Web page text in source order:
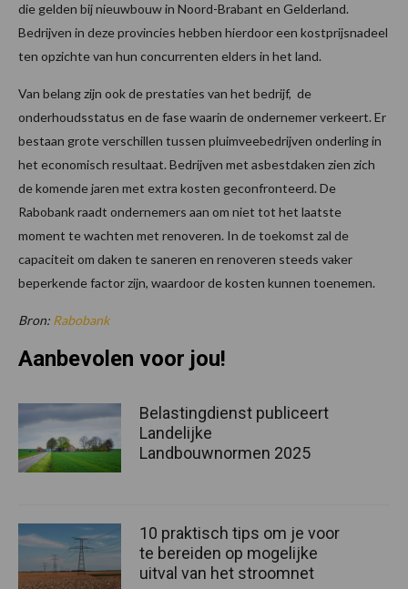
die gelden bij nieuwbouw in Noord-Brabant en Gelderland.
Bedrijven in deze provincies hebben hierdoor een kostprijsnadeel
ten opzichte van hun concurrenten elders in het land.
Van belang zijn ook de prestaties van het bedrijf, de
onderhoudsstatus en de fase waarin de ondernemer verkeert. Er
bestaan grote verschillen tussen pluimveebedrijven onderling in
het economisch resultaat. Bedrijven met asbestdaken zien zich
de komende jaren met extra kosten geconfronteerd. De
Rabobank raadt ondernemers aan om niet tot het laatste
moment te wachten met renoveren. In de toekomst zal de
capaciteit om daken te saneren en renoveren steeds vaker
beperkende factor zijn, waardoor de kosten kunnen toenemen.
Bron: Rabobank
Aanbevolen voor jou!
Belastingdienst publiceert
Landelijke
Landbouwnormen 2025
10 praktisch tips om je voor
te bereiden op mogelijke
uitval van het stroomnet